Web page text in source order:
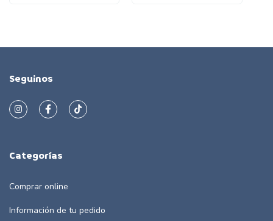
Seguinos
Categorías
Comprar online
Información de tu pedido